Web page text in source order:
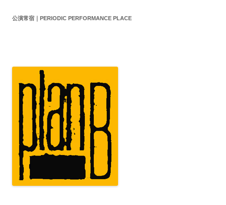
公演常宿｜PERIODIC PERFORMANCE PLACE